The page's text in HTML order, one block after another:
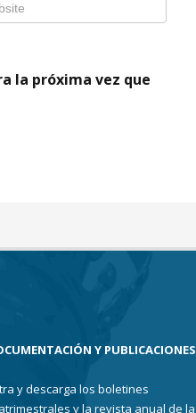
la próxima vez que
Y PUBLICACIONES
y descarga los boletines
y la revista anual de la